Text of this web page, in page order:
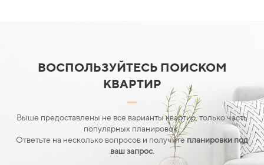
ВОСПОЛЬЗУЙТЕСЬ ПОИСКОМ
КВАРТИР
Выше предоставлены не все варианты квартир, только часть
популярных планировок.
Ответьте на несколько вопросов и получите планировки под
ваш запрос.